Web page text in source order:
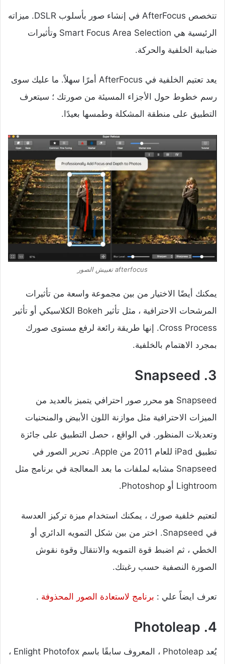
تتخصص AfterFocus في إنشاء صور بأسلوب DSLR. ميزاته
الرئيسية هي Smart Focus Area Selection وتأثيرات
ضبابية الخلفية والحركة.
يعد تعتيم الخلفية في AfterFocus أمرًا سهلاً. ما عليك سوى
رسم خطوط حول الأجزاء المسيئة من صورتك ؛ سيتعرف
التطبيق على منطقة المشكلة وطمسها بعيدًا.
afterfocus تغبيش الصور
يمكنك أيضًا الاختيار من بين مجموعة واسعة من تأثيرات
المرشحات الاحترافية ، مثل تأثير Bokeh الكلاسيكي أو تأثير
Cross Process. إنها طريقة رائعة لرفع مستوى صورك
بمجرد الاهتمام بالخلفية.
3. Snapseed
Snapseed هو محرر صور احترافي يتميز بالعديد من
الميزات الاحترافية مثل موازنة اللون الأبيض والمنحنيات
وتعديلات المنظور. في الواقع ، حصل التطبيق على جائزة
تطبيق iPad للعام 2011 من Apple. تحرير الصور في
Snapseed مشابه لملفات ما بعد المعالجة في برنامج مثل
Lightroom أو Photoshop.
لتعتيم خلفية صورك ، يمكنك استخدام ميزة تركيز العدسة
في Snapseed. اختر من بين شكل التمويه الدائري أو
الخطي ، ثم اضبط قوة التمويه والانتقال وقوة نقوش
الصورة النصفية حسب رغبتك.
تعرف ايضاً علي : برنامج لاستعادة الصور المحذوفة .
4. Photoleap
يُعد Photoleap ، المعروف سابقًا باسم Enlight Photofox ،